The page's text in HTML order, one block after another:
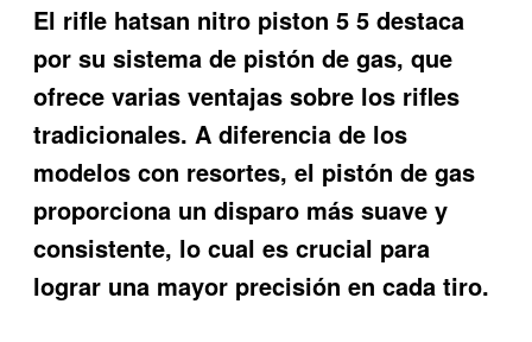
El rifle hatsan nitro piston 5 5 destaca
por su sistema de pistón de gas, que
ofrece varias ventajas sobre los rifles
tradicionales. A diferencia de los
modelos con resortes, el pistón de gas
proporciona un disparo más suave y
consistente, lo cual es crucial para
lograr una mayor precisión en cada tiro.